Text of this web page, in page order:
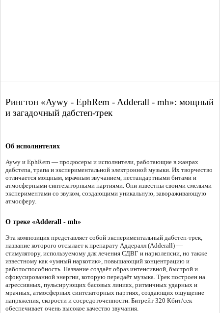
Рингтон «Aywy - EphRem - Adderall - mh»: мощный
и загадочный дабстеп-трек
Об исполнителях
Aywy и EphRem — продюсеры и исполнители, работающие в жанрах
дабстепа, трапа и экспериментальной электронной музыки. Их творчество
отличается мощным, мрачным звучанием, нестандартными битами и
атмосферными синтезаторными партиями. Они известны своими смелыми
экспериментами со звуком, создающими уникальную, завораживающую
атмосферу.
О треке «Adderall - mh»
Эта композиция представляет собой экспериментальный дабстеп-трек,
название которого отсылает к препарату Аддералл (Adderall) —
стимулятору, используемому для лечения СДВГ и нарколепсии, но также
известному как «умный наркотик», повышающий концентрацию и
работоспособность. Название создаёт образ интенсивной, быстрой и
сфокусированной энергии, которую передаёт музыка. Трек построен на
агрессивных, пульсирующих басовых линиях, ритмичных ударных и
мрачных, атмосферных синтезаторных партиях, создающих ощущение
напряжения, скорости и сосредоточенности. Битрейт 320 Кбит/сек
обеспечивает очень высокое качество звучания.